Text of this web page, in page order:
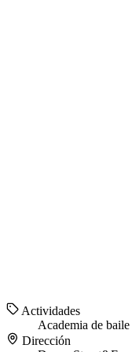
Actividades
Academia de baile
Dirección